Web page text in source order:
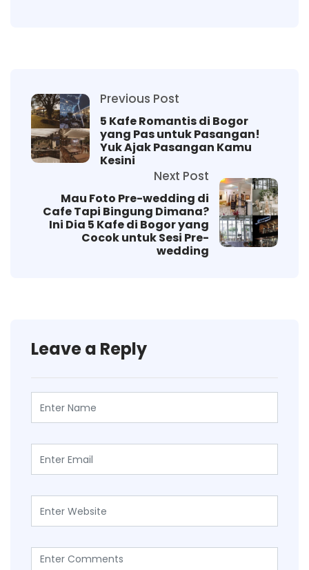
Previous Post
5 Kafe Romantis di Bogor
yang Pas untuk Pasangan!
Yuk Ajak Pasangan Kamu
Kesini
Next Post
Mau Foto Pre-wedding di
Cafe Tapi Bingung Dimana?
Ini Dia 5 Kafe di Bogor yang
Cocok untuk Sesi Pre-
wedding
Leave a Reply